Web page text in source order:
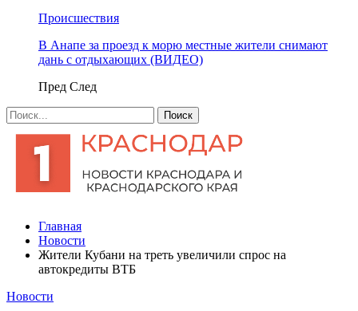
Происшествия
В Анапе за проезд к морю местные жители снимают
дань с отдыхающих (ВИДЕО)
Пред След
Главная
Новости
Жители Кубани на треть увеличили спрос на
автокредиты ВТБ
Новости